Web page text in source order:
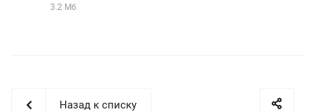
3.2 Мб
Назад к списку